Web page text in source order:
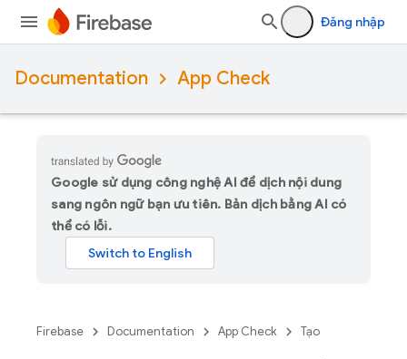
Đăng nhập
Documentation App Check
Google sử dụng công nghệ AI để dịch nội dung
sang ngôn ngữ bạn ưu tiên. Bản dịch bằng AI có
thể có lỗi.
Firebase Documentation App Check Tạo